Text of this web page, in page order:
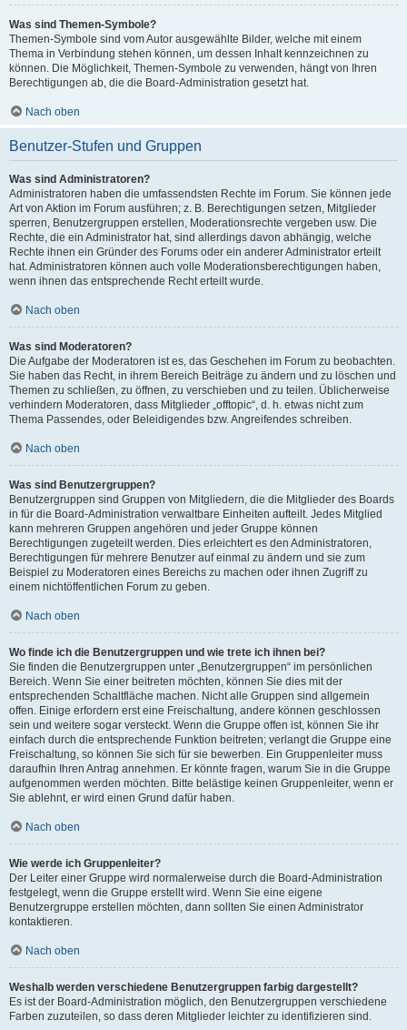
Was sind Themen-Symbole?
Themen-Symbole sind vom Autor ausgewählte Bilder, welche mit einem
Thema in Verbindung stehen können, um dessen Inhalt kennzeichnen zu
können. Die Möglichkeit, Themen-Symbole zu verwenden, hängt von Ihren
Berechtigungen ab, die die Board-Administration gesetzt hat.
Nach oben
Benutzer-Stufen und Gruppen
Was sind Administratoren?
Administratoren haben die umfassendsten Rechte im Forum. Sie können jede
Art von Aktion im Forum ausführen; z. B. Berechtigungen setzen, Mitglieder
sperren, Benutzergruppen erstellen, Moderationsrechte vergeben usw. Die
Rechte, die ein Administrator hat, sind allerdings davon abhängig, welche
Rechte ihnen ein Gründer des Forums oder ein anderer Administrator erteilt
hat. Administratoren können auch volle Moderationsberechtigungen haben,
wenn ihnen das entsprechende Recht erteilt wurde.
Nach oben
Was sind Moderatoren?
Die Aufgabe der Moderatoren ist es, das Geschehen im Forum zu beobachten.
Sie haben das Recht, in ihrem Bereich Beiträge zu ändern und zu löschen und
Themen zu schließen, zu öffnen, zu verschieben und zu teilen. Üblicherweise
verhindern Moderatoren, dass Mitglieder „offtopic“, d. h. etwas nicht zum
Thema Passendes, oder Beleidigendes bzw. Angreifendes schreiben.
Nach oben
Was sind Benutzergruppen?
Benutzergruppen sind Gruppen von Mitgliedern, die die Mitglieder des Boards
in für die Board-Administration verwaltbare Einheiten aufteilt. Jedes Mitglied
kann mehreren Gruppen angehören und jeder Gruppe können
Berechtigungen zugeteilt werden. Dies erleichtert es den Administratoren,
Berechtigungen für mehrere Benutzer auf einmal zu ändern und sie zum
Beispiel zu Moderatoren eines Bereichs zu machen oder ihnen Zugriff zu
einem nichtöffentlichen Forum zu geben.
Nach oben
Wo finde ich die Benutzergruppen und wie trete ich ihnen bei?
Sie finden die Benutzergruppen unter „Benutzergruppen“ im persönlichen
Bereich. Wenn Sie einer beitreten möchten, können Sie dies mit der
entsprechenden Schaltfläche machen. Nicht alle Gruppen sind allgemein
offen. Einige erfordern erst eine Freischaltung, andere können geschlossen
sein und weitere sogar versteckt. Wenn die Gruppe offen ist, können Sie ihr
einfach durch die entsprechende Funktion beitreten; verlangt die Gruppe eine
Freischaltung, so können Sie sich für sie bewerben. Ein Gruppenleiter muss
daraufhin Ihren Antrag annehmen. Er könnte fragen, warum Sie in die Gruppe
aufgenommen werden möchten. Bitte belästige keinen Gruppenleiter, wenn er
Sie ablehnt, er wird einen Grund dafür haben.
Nach oben
Wie werde ich Gruppenleiter?
Der Leiter einer Gruppe wird normalerweise durch die Board-Administration
festgelegt, wenn die Gruppe erstellt wird. Wenn Sie eine eigene
Benutzergruppe erstellen möchten, dann sollten Sie einen Administrator
kontaktieren.
Nach oben
Weshalb werden verschiedene Benutzergruppen farbig dargestellt?
Es ist der Board-Administration möglich, den Benutzergruppen verschiedene
Farben zuzuteilen, so dass deren Mitglieder leichter zu identifizieren sind.